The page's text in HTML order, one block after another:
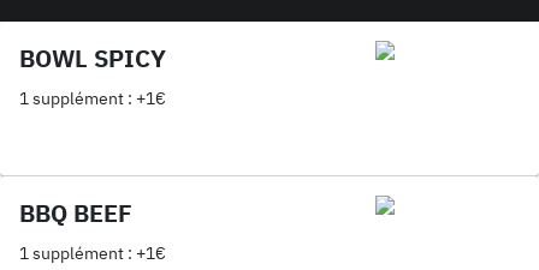
BOWL SPICY
1 supplément : +1€
BBQ BEEF
1 supplément : +1€